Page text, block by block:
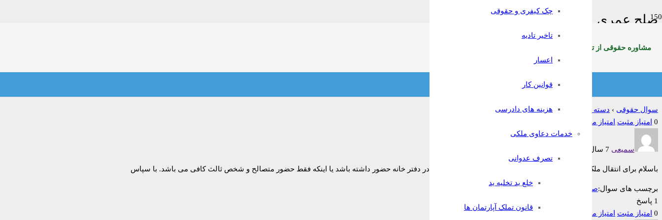
مشاوره حقوقی از تلفن ثابت سراسرکشوربا شماره:9099071369
چک کیفری و حقوقی
تاخیر تادیه
اعسار
قوانین کار
هزینه های دادرسی
خدمات دعاوی ملکی
تصرف عدوانی
خلع ید تخلیه ید
قانون تملک آپارتمان ها
صلح عمری
سوال حقوقی › دسته بندی: خدمات انحصار وراثت ›صلح عمری
0 امتیاز مثبت امتیاز منفی
سمیعی
باسلام برای انتقال ملک صلحی از متصالح به شخص ثالث، آیا مصالح نیز باید در دفتر خانه حضور داشته باشد یا اینکه فقط حضور متصالح و شخص ثالث کافی می باشد. با سپاس
برچسب های سوال:صلح عمری
1 پاسخ
0 امتیاز مثبت امتیاز منفی